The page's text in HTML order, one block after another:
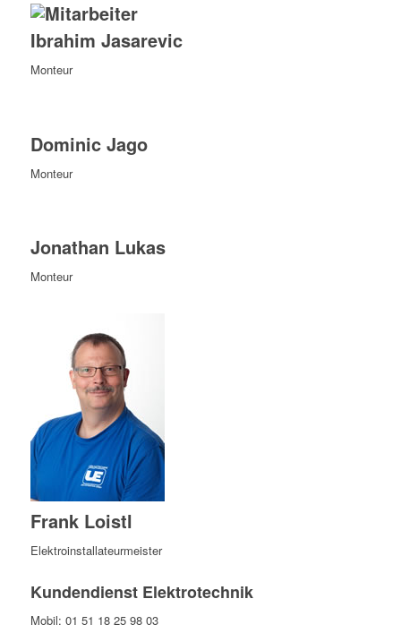
Ibrahim Jasarevic
Monteur
Dominic Jago
Monteur
Jonathan Lukas
Monteur
Frank Loistl
Elektroinstallateurmeister
Kundendienst Elektrotechnik
Mobil: 01 51 18 25 98 03